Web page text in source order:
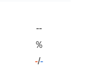
--
％
-/-